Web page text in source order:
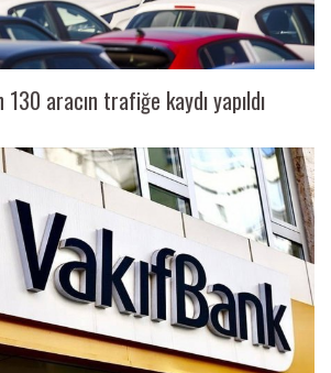
aracın trafiğe kaydı yapıldı